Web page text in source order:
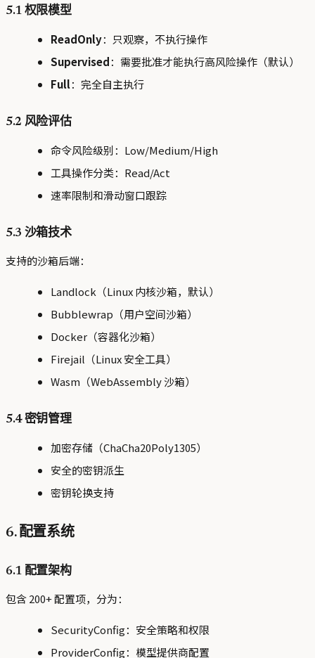
5.1 权限模型
ReadOnly：只观察，不执行操作
Supervised：需要批准才能执行高风险操作（默认）
Full：完全自主执行
5.2 风险评估
命令风险级别：Low/Medium/High
工具操作分类：Read/Act
速率限制和滑动窗口跟踪
5.3 沙箱技术
支持的沙箱后端：
Landlock（Linux 内核沙箱，默认）
Bubblewrap（用户空间沙箱）
Docker（容器化沙箱）
Firejail（Linux 安全工具）
Wasm（WebAssembly 沙箱）
5.4 密钥管理
加密存储（ChaCha20Poly1305）
安全的密钥派生
密钥轮换支持
6. 配置系统
6.1 配置架构
包含 200+ 配置项，分为：
SecurityConfig：安全策略和权限
ProviderConfig：模型提供商配置